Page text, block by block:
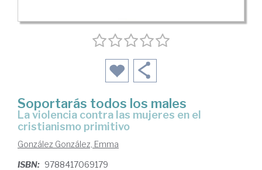
Soportarás todos los males
la violencia contra las mujeres en el
cristianismo primitivo
González González, Emma
ISBN: 9788417069179